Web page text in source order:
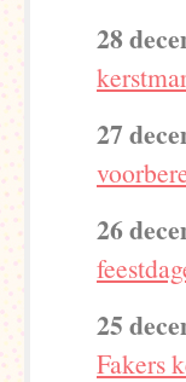
28
27
26
25
Fakers